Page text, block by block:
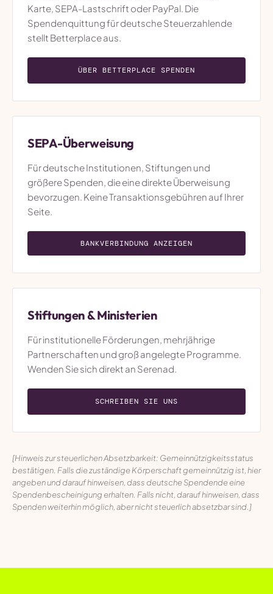
Karte, SEPA-Lastschrift oder PayPal. Die
Spendenquittung für deutsche Steuerzahlende
stellt Betterplace aus.
ÜBER BETTERPLACE SPENDEN
SEPA-Überweisung
Für deutsche Institutionen, Stiftungen und
größere Spenden, die eine direkte Überweisung
bevorzugen. Keine Transaktionsgebühren auf Ihrer
Seite.
BANKVERBINDUNG ANZEIGEN
Stiftungen & Ministerien
Für institutionelle Förderungen, mehrjährige
Partnerschaften und groß angelegte Programme.
Wenden Sie sich direkt an Serenad.
SCHREIBEN SIE UNS
[Hinweis zur steuerlichen Absetzbarkeit: Gemeinnützigkeitsstatus
bestätigen. Falls die zuständige Körperschaft gemeinnützig ist, hier
angeben und darauf hinweisen, dass deutsche Spendende eine
Spendenbescheinigung erhalten. Falls nicht, darauf hinweisen, dass
Spenden weiterhin möglich, aber nicht steuerlich absetzbar sind.]